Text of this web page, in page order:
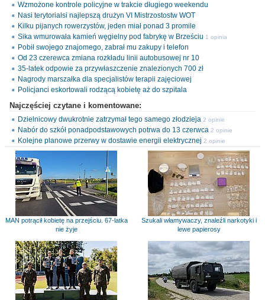
Wzmożone kontrole policyjne w trakcie długiego weekendu
Nasi terytorialsi najlepszą drużyn VI Mistrzostostw WOT
Kilku pijanych rowerzystów, jeden miał ponad 3 promile
Sika wmurowała kamień węgielny pod fabrykę w Brześciu 1 opinia
Pobił swojego znajomego, zabrał mu zakupy i telefon
Od 23 czerewca zmiana rozkładu linii autobusowej nr 10
35-latek odpowie za przywłaszczenie znalezionych 700 zł
Nagrody marszałka dla specjalistów terapii zajęciowej
Policjanci eskortowali rodzącą kobietę aż do szpitala
Najczęściej czytane i komentowane:
Dzielnicowy dwukrotnie zatrzymał tego samego złodzieja 2 opinie
Nabór do szkół ponadpodstawowych potrwa do 13 czerwca 2 opinie
Kolejne planowe przerwy w dostawie energii elektrycznej 2 opinie
MAN potrącił kobietę na przejściu. 67-latka
nie żyje
Szukali włamywaczy, znaleźli narkotyki i
lewe papierosy